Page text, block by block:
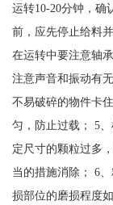
运转10-20分钟，确
前，应先停止给料
在运转中要注意轴
注意声音和振动有
不易破碎的物件卡
匀，防止过载； 5
定尺寸的颗粒过多
当的措施消除； 6
损部位的磨损程度